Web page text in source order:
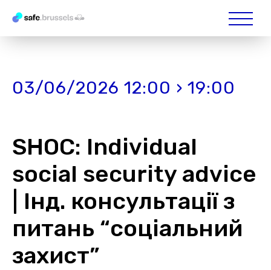
03/06/2026 12:00 › 19:00
SHOC: Individual
social security advice
| Інд. консультації з
питань “соціальний
захист”